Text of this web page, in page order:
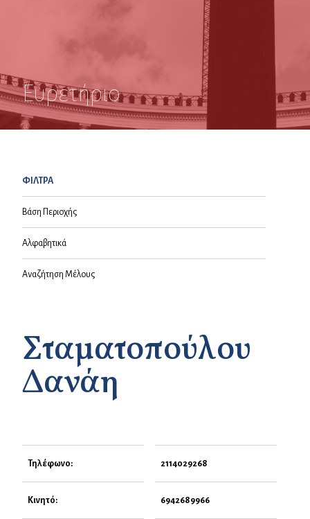
Ευρετήριο
ΦΙΛΤΡΑ
Βάση Περιοχής
Αλφαβητικά
Αναζήτηση Μέλους
Σταματοπούλου
Δανάη
Τηλέφωνο: 2114029268
Κινητό: 6942689966